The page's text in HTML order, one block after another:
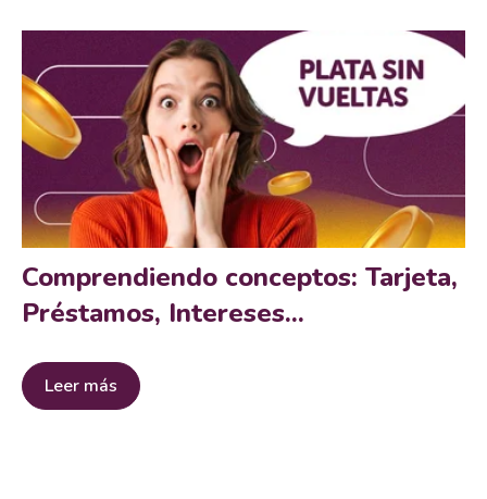
Comprendiendo conceptos: Tarjeta,
Préstamos, Intereses...
Leer más